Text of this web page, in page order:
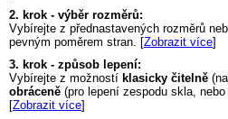
2. krok - výběr rozměrů:
Vybírejte z přednastavených rozměrů
pevným poměrem stran. [Zobrazit více]
3. krok - způsob lepení:
Vybírejte z možností klasicky čitelně
obráceně (pro lepení zespodu skla,
[Zobrazit více]